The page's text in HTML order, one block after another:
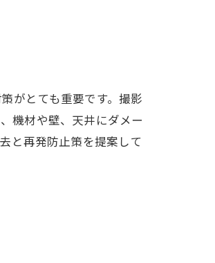
がとても重要です。撮影
機材や壁、天井にダメー
と再発防止策を提案して